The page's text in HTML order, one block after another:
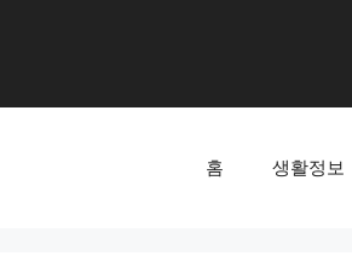
홈 생활정보